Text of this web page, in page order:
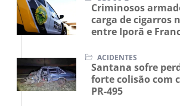
BLOCO 2
Criminosos
carga de cigarros
ACIDENTES
Santana sofre
forte colisão com